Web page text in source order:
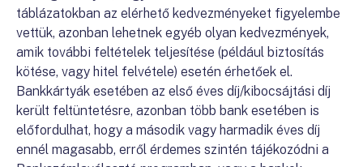
táblázatokban az elérhető kedvezményeket figyelembe
vettük, azonban lehetnek egyéb olyan kedvezmények,
amik további feltételek teljesítése (például biztosítás
kötése, vagy hitel felvétele) esetén érhetőek el.
Bankkártyák esetében az első éves díj/kibocsájtási díj
került feltüntetésre, azonban több bank esetében is
előfordulhat, hogy a második vagy harmadik éves díj
ennél magasabb, erről érdemes szintén tájékozódni a